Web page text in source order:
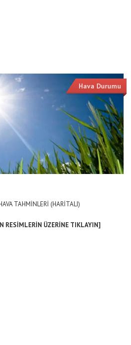
Hava Durumu
TAHMİNLERİ (HARİTALI)
RESİMLERİN ÜZERİNE TIKLAYIN]